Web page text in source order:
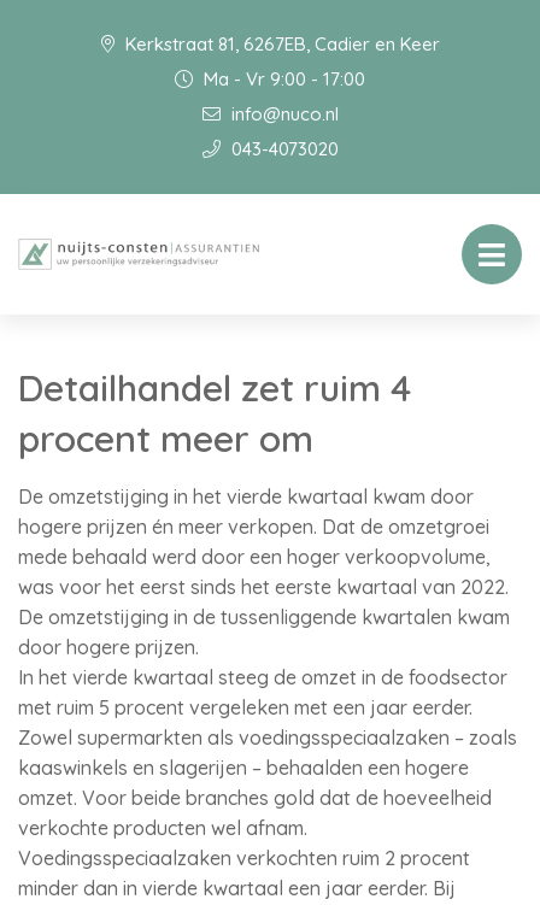
Kerkstraat 81, 6267EB, Cadier en Keer
Ma - Vr 9:00 - 17:00
info@nuco.nl
043-4073020
Detailhandel zet ruim 4
procent meer om
De omzetstijging in het vierde kwartaal kwam door
hogere prijzen én meer verkopen. Dat de omzetgroei
mede behaald werd door een hoger verkoopvolume,
was voor het eerst sinds het eerste kwartaal van 2022.
De omzetstijging in de tussenliggende kwartalen kwam
door hogere prijzen.
In het vierde kwartaal steeg de omzet in de foodsector
met ruim 5 procent vergeleken met een jaar eerder.
Zowel supermarkten als voedingsspeciaalzaken – zoals
kaaswinkels en slagerijen – behaalden een hogere
omzet. Voor beide branches gold dat de hoeveelheid
verkochte producten wel afnam.
Voedingsspeciaalzaken verkochten ruim 2 procent
minder dan in vierde kwartaal een jaar eerder. Bij